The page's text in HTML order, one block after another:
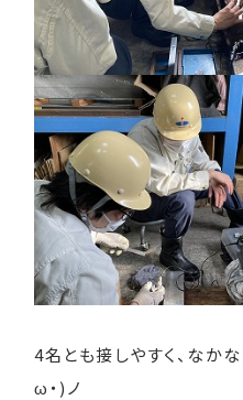
4名とも接しやすく、なか
ω・)ノ